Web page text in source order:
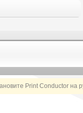
Print Conductor на